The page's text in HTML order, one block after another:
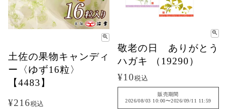
土佐の果物キャンディ
ー〈ゆず16粒〉
【4483】
¥216税込
敬老の日 ありがとう
ハガキ （19290）
¥10税込
販売期間
2026/08/03 10:00〜2026/09/11 11:59